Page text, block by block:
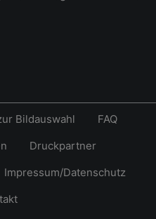
Bildauswahl
FAQ
Druckpartner
Impressum/Datenschutz